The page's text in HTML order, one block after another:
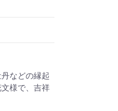
などの縁起
様で、吉祥